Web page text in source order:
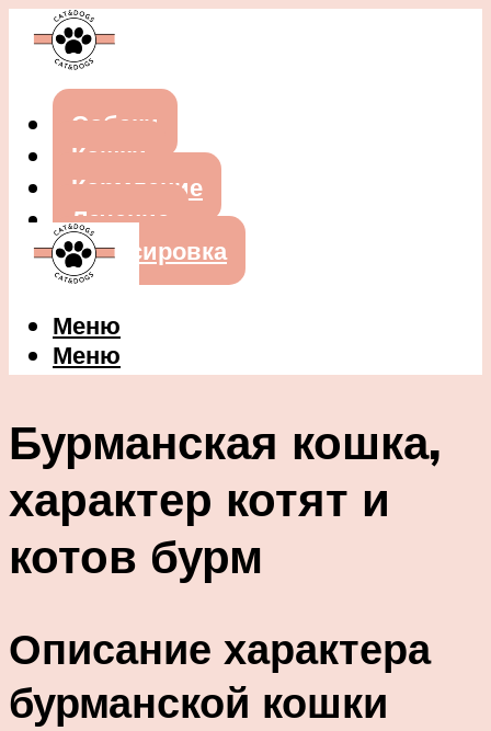
Собаки
Кошки
Кормление
Лечение
Дрессировка
Меню
Меню
Бурманская кошка,
характер котят и
котов бурм
Описание характера
бурманской кошки